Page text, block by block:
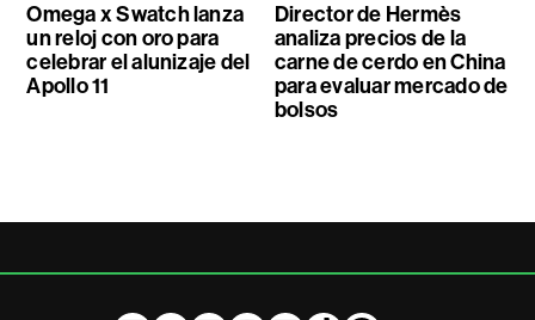
Omega x Swatch lanza
un reloj con oro para
celebrar el alunizaje del
Apollo 11
Director de Hermès
analiza precios de la
carne de cerdo en China
para evaluar mercado de
bolsos